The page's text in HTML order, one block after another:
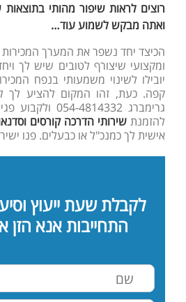
רוצים לראות שיפור מהותי
ואתה מבקש לשמוע עוד…
הכיצד יחד נשפר את המערך המכירות
ומקצועי שיצורף לטובים שיש לך
יובילו לשינוי משמעותי בנפח
קפה. כעת, זהו המקום להציע לך
גרימברג 054-
להזמנת שירותי הדרכה קורסים
אישית לך כמנכ"ל או כבעלים. פנו
לקבלת שעת ייעוץ
התחייבות אנא